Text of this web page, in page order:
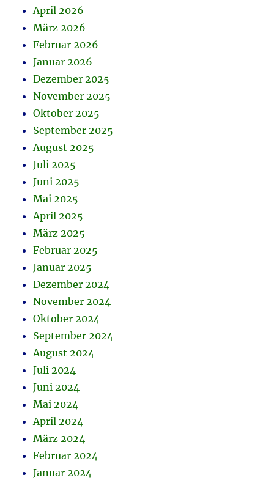
April 2026
März 2026
Februar 2026
Januar 2026
Dezember 2025
November 2025
Oktober 2025
September 2025
August 2025
Juli 2025
Juni 2025
Mai 2025
April 2025
März 2025
Februar 2025
Januar 2025
Dezember 2024
November 2024
Oktober 2024
September 2024
August 2024
Juli 2024
Juni 2024
Mai 2024
April 2024
März 2024
Februar 2024
Januar 2024